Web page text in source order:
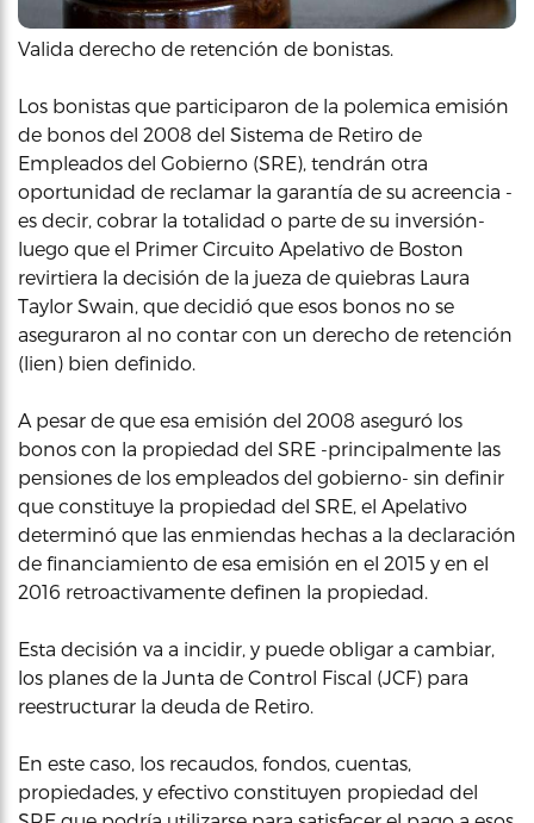
Valida derecho de retención de bonistas.
Los bonistas que participaron de la polemica emisión
de bonos del 2008 del Sistema de Retiro de
Empleados del Gobierno (SRE), tendrán otra
oportunidad de reclamar la garantía de su acreencia -
es decir, cobrar la totalidad o parte de su inversión-
luego que el Primer Circuito Apelativo de Boston
revirtiera la decisión de la jueza de quiebras Laura
Taylor Swain, que decidió que esos bonos no se
aseguraron al no contar con un derecho de retención
(lien) bien definido.
A pesar de que esa emisión del 2008 aseguró los
bonos con la propiedad del SRE -principalmente las
pensiones de los empleados del gobierno- sin definir
que constituye la propiedad del SRE, el Apelativo
determinó que las enmiendas hechas a la declaración
de financiamiento de esa emisión en el 2015 y en el
2016 retroactivamente definen la propiedad.
Esta decisión va a incidir, y puede obligar a cambiar,
los planes de la Junta de Control Fiscal (JCF) para
reestructurar la deuda de Retiro.
En este caso, los recaudos, fondos, cuentas,
propiedades, y efectivo constituyen propiedad del